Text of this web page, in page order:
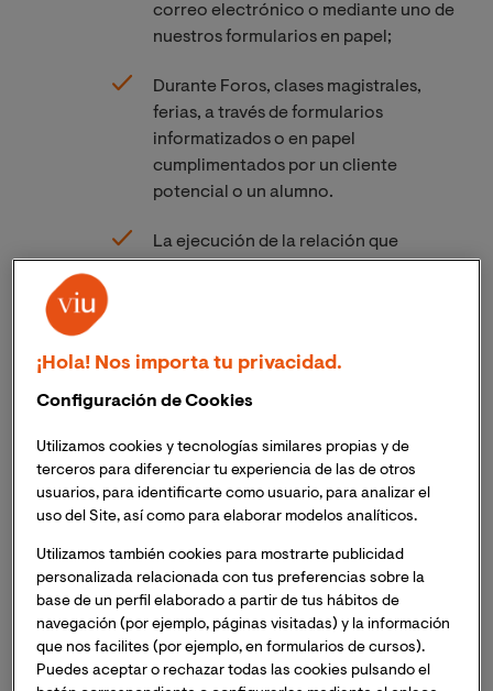
correo electrónico o mediante uno de
nuestros formularios en papel;
Durante Foros, clases magistrales,
ferias, a través de formularios
informatizados o en papel
cumplimentados por un cliente
potencial o un alumno.
La ejecución de la relación que
curriculares o extracurriculares.
que trabaja sea la que haya contratado
el Programa en el que Usted se
encuentra matriculado, dicha empresa
podrá habernos facilitado
determinados datos personales
relativos a Usted, tales como datos de
contacto e identificativos.
Si Usted es menor de edad, es posible
que su padre, madre o tutor legal nos
¡Hola! Nos importa tu privacidad.
Configuración de Cookies
Utilizamos cookies y tecnologías similares propias y de
terceros para diferenciar tu experiencia de las de otros
usuarios, para identificarte como usuario, para analizar el
uso del Site, así como para elaborar modelos analíticos.
Utilizamos también cookies para mostrarte publicidad
personalizada relacionada con tus preferencias sobre la
base de un perfil elaborado a partir de tus hábitos de
navegación (por ejemplo, páginas visitadas) y la información
que nos facilites (por ejemplo, en formularios de cursos).
Puedes aceptar o rechazar todas las cookies pulsando el